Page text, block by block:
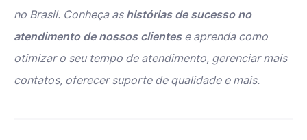
no Brasil. Conheça as histórias de sucesso no
atendimento de nossos clientese aprenda como
otimizar o seu tempo de atendimento, gerenciar mais
contatos, oferecer suporte de qualidade e mais.